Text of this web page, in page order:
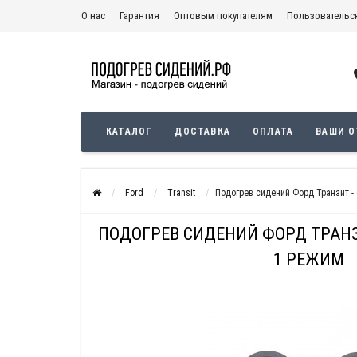
О нас Гарантия Оптовым покупателям
КАТАЛОГ ДОСТАВКА ОПЛАТА ВАШИ
Ford Transit Подогрев сидений Форд Транзит
ПОДОГРЕВ СИДЕНИЙ ФОРД
1 РЕЖИМ